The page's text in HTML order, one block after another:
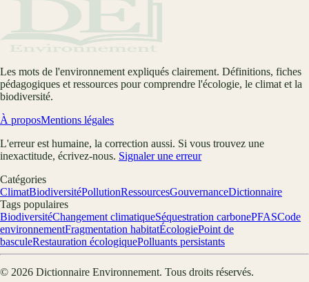
Les mots de l'environnement expliqués clairement. Définitions, fiches
pédagogiques et ressources pour comprendre l'écologie, le climat et la
biodiversité.
À proposMentions légales
L'erreur est humaine, la correction aussi. Si vous trouvez une
inexactitude, écrivez-nous. Signaler une erreur
Catégories
ClimatBiodiversitéPollutionRessourcesGouvernanceDictionnaire
Tags populaires
BiodiversitéChangement climatiqueSéquestration carbonePFASCode
environnementFragmentation habitatÉcologiePoint de
basculeRestauration écologiquePolluants persistants
© 2026 Dictionnaire Environnement. Tous droits réservés.